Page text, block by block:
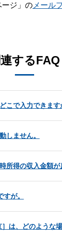
ジ」のメール
するFAQ
こで入力できます
しません。
得の収入金額が
が。
は、どのような